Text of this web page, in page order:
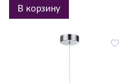
В корзину